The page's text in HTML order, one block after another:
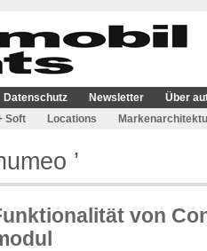
Datenschutz Newsletter
Über
Soft Locations
’
von